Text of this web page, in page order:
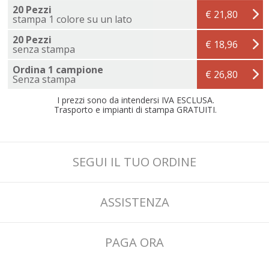
20 Pezzi
stampa 1 colore su un lato
€ 21,80
20 Pezzi
senza stampa
€ 18,96
Ordina 1 campione
Senza stampa € 26,80
I prezzi sono da intendersi IVA ESCLUSA.
Trasporto e impianti di stampa GRATUITI.
SEGUI IL TUO ORDINE
ASSISTENZA
PAGA ORA